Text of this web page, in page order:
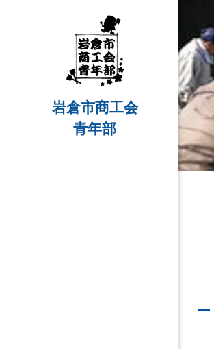
岩倉市商工会
青年部